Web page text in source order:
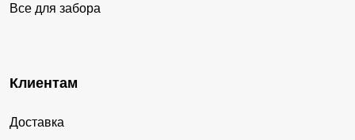
Все для забора
Клиентам
Доставка